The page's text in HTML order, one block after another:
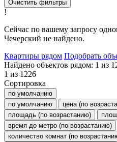
Очистить фильтры
!
Сейчас по вашему запросу
Чечерский не найдено.
Квартиры рядом Подобрать
Найдено объектов рядом: 1 из
1 из 1226
Сортировка
по умолчанию
по умолчанию
цена (по
площадь (по возрастанию)
время до метро (по возрастанию)
количество комнат (по